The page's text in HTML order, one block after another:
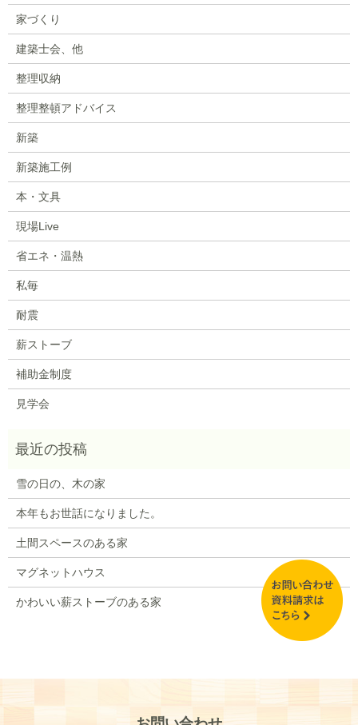
家づくり
建築士会、他
整理収納
整理整頓アドバイス
新築
新築施工例
本・文具
現場Live
省エネ・温熱
私毎
耐震
薪ストーブ
補助金制度
見学会
雪の日の、木の家
本年もお世話になりました。
土間スペースのある家
マグネットハウス
かわいい薪ストーブのある家